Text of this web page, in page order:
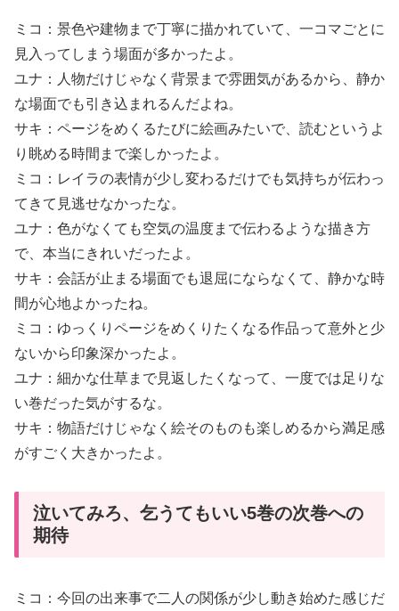
ミコ：景色や建物まで丁寧に描かれていて、一コマごとに
見入ってしまう場面が多かったよ。
ユナ：人物だけじゃなく背景まで雰囲気があるから、静か
な場面でも引き込まれるんだよね。
サキ：ページをめくるたびに絵画みたいで、読むというよ
り眺める時間まで楽しかったよ。
ミコ：レイラの表情が少し変わるだけでも気持ちが伝わっ
てきて見逃せなかったな。
ユナ：色がなくても空気の温度まで伝わるような描き方
で、本当にきれいだったよ。
サキ：会話が止まる場面でも退屈にならなくて、静かな時
間が心地よかったね。
ミコ：ゆっくりページをめくりたくなる作品って意外と少
ないから印象深かったよ。
ユナ：細かな仕草まで見返したくなって、一度では足りな
い巻だった気がするな。
サキ：物語だけじゃなく絵そのものも楽しめるから満足感
がすごく大きかったよ。
泣いてみろ、乞うてもいい5巻の次巻への
期待
ミコ：今回の出来事で二人の関係が少し動き始めた感じだ